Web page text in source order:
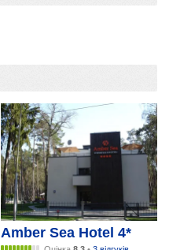
Amber Sea Hotel 4*